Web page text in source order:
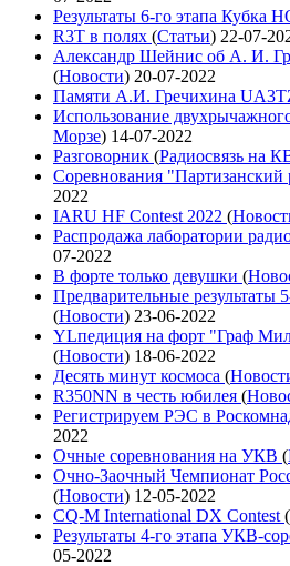
Результаты 6-го этапа Кубка
R3T в полях (Статьи) 22-07-
Александр Шейнис об А. И.
(Новости) 20-07-2022
Памяти А.И. Гречихина
Использование
Морзе) 14-07-2022
Разговорник (Радиосвязь на
Соревнования "Партизанский
2022
IARU HF Contest 2022 (
Распродажа лаборатории
07-2022
В форте только девушки (
Предварительные результаты
(Новости) 23-06-2022
YLпедиция на форт "Граф
(Новости) 18-06-2022
Десять минут космоса (
R350NN в честь юбилея (
Регистрируем РЭС в
2022
Очные соревнования на УКВ (
Очно-Заочный Чемпионат
(Новости) 12-05-2022
CQ-M International DX Contest (
Результаты 4-го этапа УКВ-
05-2022